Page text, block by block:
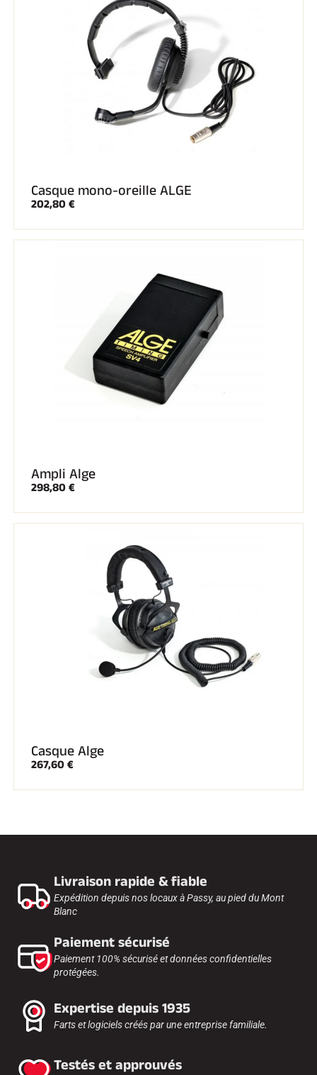
SKI COMPÉTITION
SKI TOUT TERRAIN
SKI DE FOND
Casque mono-oreille ALGE
202,80 €
Ampli Alge
298,80 €
Casque Alge
267,60 €
Livraison rapide & fiable
Expédition depuis nos locaux à Passy, au pied du Mont
Blanc
Paiement sécurisé
Paiement 100% sécurisé et données confidentielles
protégées.
Expertise depuis 1935
Farts et logiciels créés par une entreprise familiale.
Testés et approuvés